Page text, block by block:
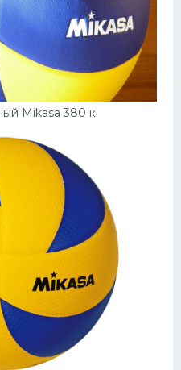
Mikasa 380 к